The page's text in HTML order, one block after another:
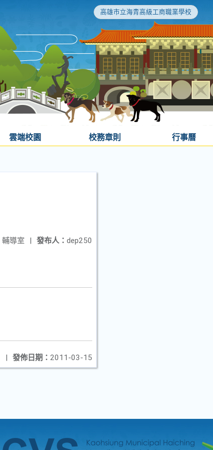
高雄市立海青高級工商職業學校
雲端校園 校務章則 行事曆
發布人： dep250
輔導室 |
發佈日期： 2011-03-15
|